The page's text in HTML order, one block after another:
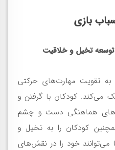
بازی
توسعه تخیل و خلاقیت
به تقویت مهارت‌های حرکتی
کودکان با گرفتن و
هماهنگی دست و چشم
کودکان را به تخیل و
خود را در نقش‌های